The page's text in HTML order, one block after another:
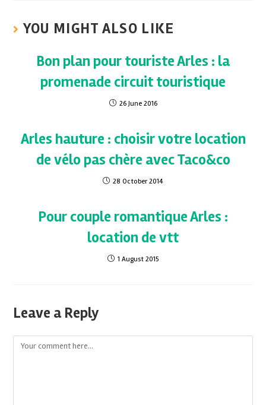
YOU MIGHT ALSO LIKE
Bon plan pour touriste Arles : la
promenade circuit touristique
26 June 2016
Arles hauture : choisir votre location
de vélo pas chère avec Taco&co
28 October 2014
Pour couple romantique Arles :
location de vtt
1 August 2015
Leave a Reply